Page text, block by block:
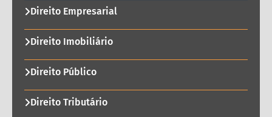
Direito Empresarial
Direito Imobiliário
Direito Público
Direito Tributário